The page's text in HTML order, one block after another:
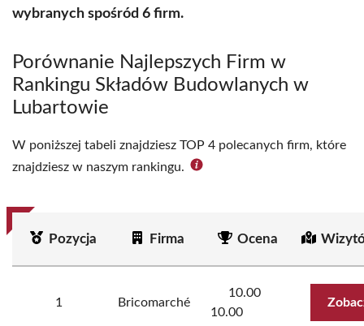
wybranych spośród 6 firm.
Porównanie Najlepszych Firm w
Rankingu Składów Budowlanych w
Lubartowie
W poniższej tabeli znajdziesz TOP 4 polecanych firm, które
znajdziesz w naszym rankingu.
Pozycja Firma Ocena
1 Bricomarché
10.00
10.00